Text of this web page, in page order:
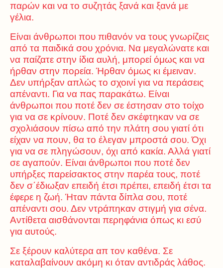
παρών και να το συζητάς ξανά και ξανά με
γέλια.
Είναι άνθρωποι που πιθανόν να τους γνωρίζεις
από τα παιδικά σου χρόνια. Να μεγαλώνατε και
να παίζατε στην ίδια αυλή, μπορεί όμως και να
ήρθαν στην πορεία. Ήρθαν όμως κι έμειναν.
Δεν υπήρξαν απλώς το σχοινί για να περάσεις
απέναντι. Για να πας παρακάτω. Είναι
άνθρωποι που ποτέ δεν σε έστησαν στο τοίχο
για να σε κρίνουν. Ποτέ δεν σκέφτηκαν να σε
σχολιάσουν πίσω από την πλάτη σου γιατί ότι
είχαν να πουν, θα το έλεγαν μπροστά σου. Όχι
για να σε πληγώσουν, όχι από κακία. Αλλά γιατί
σε αγαπούν. Είναι άνθρωποι που ποτέ δεν
υπήρξες παρείσακτος στην παρέα τους, ποτέ
δεν σ΄έδιωξαν επειδή έτσι πρέπει, επειδή έτσι τα
έφερε η ζωή. Ήταν πάντα δίπλα σου, ποτέ
απέναντι σου. Δεν ντράπηκαν στιγμή για σένα.
Αντίθετα αισθάνονται περηφάνια όπως κι εσύ
για αυτούς.
Σε ξέρουν καλύτερα απ τον καθένα. Σε
καταλαβαίνουν ακόμη κι όταν αντιδράς λάθος.